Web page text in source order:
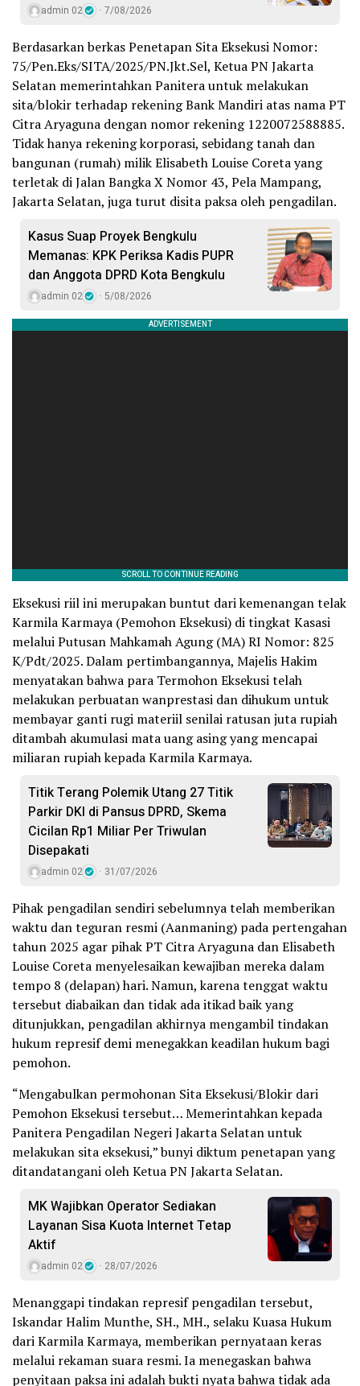
admin 02 7/08/2026
Berdasarkan berkas Penetapan Sita Eksekusi Nomor:
75/Pen.Eks/SITA/2025/PN.Jkt.Sel, Ketua PN Jakarta
Selatan memerintahkan Panitera untuk melakukan
sita/blokir terhadap rekening Bank Mandiri atas nama PT
Citra Aryaguna dengan nomor rekening 1220072588885.
Tidak hanya rekening korporasi, sebidang tanah dan
bangunan (rumah) milik Elisabeth Louise Coreta yang
terletak di Jalan Bangka X Nomor 43, Pela Mampang,
Jakarta Selatan, juga turut disita paksa oleh pengadilan.
Kasus Suap Proyek Bengkulu
Memanas: KPK Periksa Kadis PUPR
dan Anggota DPRD Kota Bengkulu
admin 02 5/08/2026
Eksekusi riil ini merupakan buntut dari kemenangan telak
Karmila Karmaya (Pemohon Eksekusi) di tingkat Kasasi
melalui Putusan Mahkamah Agung (MA) RI Nomor: 825
K/Pdt/2025. Dalam pertimbangannya, Majelis Hakim
menyatakan bahwa para Termohon Eksekusi telah
melakukan perbuatan wanprestasi dan dihukum untuk
membayar ganti rugi materiil senilai ratusan juta rupiah
ditambah akumulasi mata uang asing yang mencapai
miliaran rupiah kepada Karmila Karmaya.
Titik Terang Polemik Utang 27 Titik
Parkir DKI di Pansus DPRD, Skema
Cicilan Rp1 Miliar Per Triwulan
Disepakati
admin 02 31/07/2026
Pihak pengadilan sendiri sebelumnya telah memberikan
waktu dan teguran resmi (Aanmaning) pada pertengahan
tahun 2025 agar pihak PT Citra Aryaguna dan Elisabeth
Louise Coreta menyelesaikan kewajiban mereka dalam
tempo 8 (delapan) hari. Namun, karena tenggat waktu
tersebut diabaikan dan tidak ada itikad baik yang
ditunjukkan, pengadilan akhirnya mengambil tindakan
hukum represif demi menegakkan keadilan hukum bagi
pemohon.
“Mengabulkan permohonan Sita Eksekusi/Blokir dari
Pemohon Eksekusi tersebut… Memerintahkan kepada
Panitera Pengadilan Negeri Jakarta Selatan untuk
melakukan sita eksekusi,” bunyi diktum penetapan yang
ditandatangani oleh Ketua PN Jakarta Selatan.
MK Wajibkan Operator Sediakan
Layanan Sisa Kuota Internet Tetap
Aktif
admin 02 28/07/2026
Menanggapi tindakan represif pengadilan tersebut,
Iskandar Halim Munthe, SH., MH., selaku Kuasa Hukum
dari Karmila Karmaya, memberikan pernyataan keras
melalui rekaman suara resmi. Ia menegaskan bahwa
penyitaan paksa ini adalah bukti nyata bahwa tidak ada